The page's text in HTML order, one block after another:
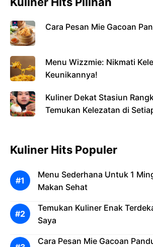
Cara Pesan Mie Gacoan
Menu Wizzmie: Nikmati
Keunikannya!
Kuliner Dekat Stasiun
Temukan Kelezatan di
Kuliner Hits Populer
Menu Sederhana Untuk 1
Makan Sehat
Temukan Kuliner Enak
Saya
Cara Pesan Mie Gacoan